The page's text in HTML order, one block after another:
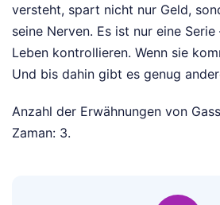
versteht, spart nicht nur Geld,
seine Nerven. Es ist nur eine
Leben kontrollieren. Wenn sie
Und bis dahin gibt es genug
Anzahl der Erwähnungen von
Zaman: 3.